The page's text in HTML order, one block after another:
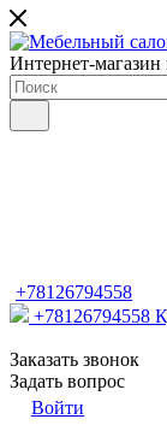
Интернет-магазин
+78126794558
+78126794558
Заказать звонок
Задать вопрос
Войти